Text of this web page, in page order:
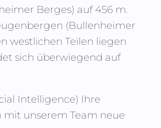
Berges) auf 456 m.
(Bullenheimer
westlichen Teilen liegen
sich überwiegend auf
Intelligence) Ihre
mit unserem Team neue